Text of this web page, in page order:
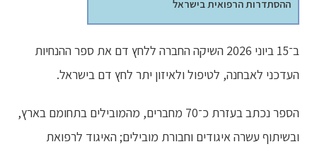
ההסתדרות הרפואית בישראל
ב־15 ביוני 2026 השיקה החברה ללחץ דם את ספר ההנחיות
העדכני לאבחנה, לטיפול ולאיזון יתר לחץ דם בישראל.
הספר נכתב בעזרת כ־70 מחברים, מהמובילים בתחומם בארץ,
ובשיתוף עשרה איגודים וחבורת מובילים; האיגוד לרפואת